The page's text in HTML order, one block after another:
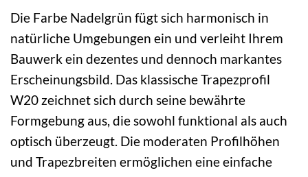
Die Farbe Nadelgrün fügt sich harmonisch in
natürliche Umgebungen ein und verleiht Ihrem
Bauwerk ein dezentes und dennoch markantes
Erscheinungsbild. Das klassische Trapezprofil
W20 zeichnet sich durch seine bewährte
Formgebung aus, die sowohl funktional als auch
optisch überzeugt. Die moderaten Profilhöhen
und Trapezbreiten ermöglichen eine einfache